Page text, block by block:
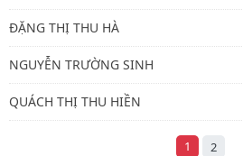
ĐẶNG THỊ THU HÀ
NGUYỄN TRƯỜNG SINH
QUÁCH THỊ THU HIỀN
1 2